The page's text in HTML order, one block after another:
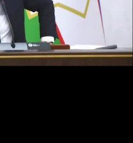
Play
Video